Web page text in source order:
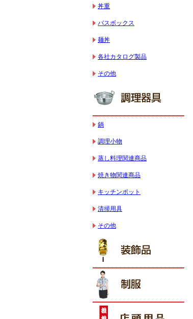
丼重
バスボックス
麺丼
各社カタログ製品
その他
鍋
調理小物
蒸し料理関連商品
焼き物関連商品
キッチンポット
清掃用具
その他